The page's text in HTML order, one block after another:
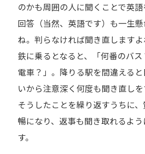
のかも周囲の人に聞くことで英
回答（当然、英語です）も一生
ね。判らなければ聞き直します
鉄に乗るとなると、「何番のバ
電車？」。降りる駅を間違える
いから注意深く何度も聞き直しを
そうしたことを繰り返すうちに
暢になり、返事も聞き取れるよう
す。